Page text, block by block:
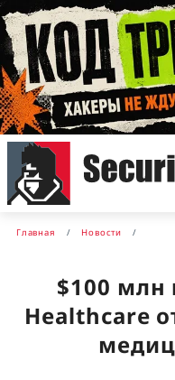
Главная Новости
$100 млн
Healthcare